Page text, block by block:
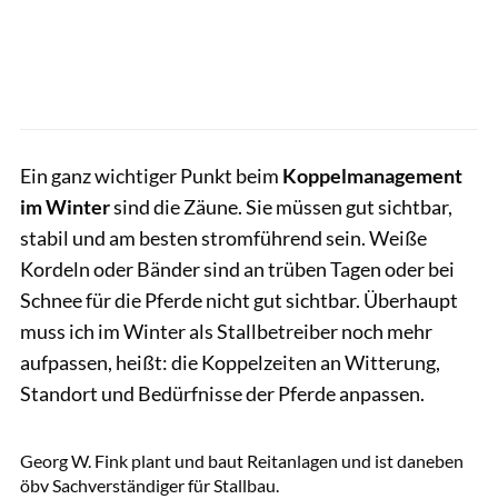
Ein ganz wichtiger Punkt beim Koppelmanagement
im Wintersind die Zäune. Sie müssen gut sichtbar,
stabil und am besten stromführend sein. Weiße
Kordeln oder Bänder sind an trüben Tagen oder bei
Schnee für die Pferde nicht gut sichtbar. Überhaupt
muss ich im Winter als Stallbetreiber noch mehr
aufpassen, heißt: die Koppelzeiten an Witterung,
Standort und Bedürfnisse der Pferde anpassen.
Georg W. Fink plant und baut Reitanlagen und ist daneben
öbv Sachverständiger für Stallbau.